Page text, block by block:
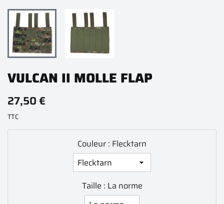
VULCAN II MOLLE FLAP
27,50 €
TTC
Couleur : Flecktarn
Taille : La norme